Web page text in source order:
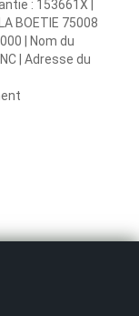
: 153661X |
BOETIE 75008
| Nom du
| Adresse du